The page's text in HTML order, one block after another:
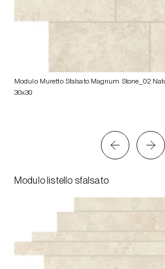
Modulo Muretto Sfalsato Magnum Stone_02
30x30
Modulo listello sfalsato